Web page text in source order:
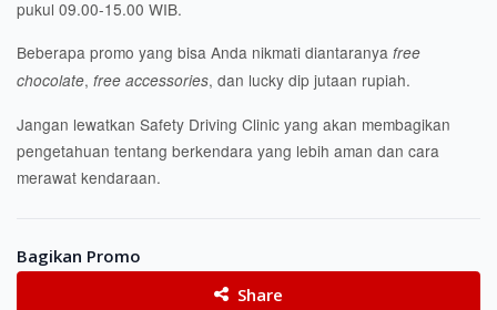
pukul 09.00-15.00 WIB.
Beberapa promo yang bisa Anda nikmati diantaranya free
chocolate, free accessories, dan lucky dip jutaan rupiah.
Jangan lewatkan Safety Driving Clinic yang akan membagikan
pengetahuan tentang berkendara yang lebih aman dan cara
merawat kendaraan.
Bagikan Promo
Share